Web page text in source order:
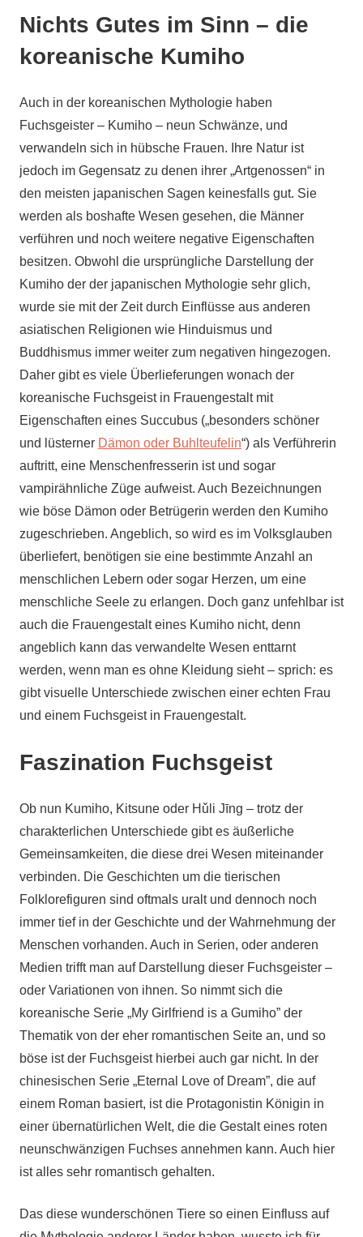
Nichts Gutes im Sinn – die
koreanische Kumiho
Auch in der koreanischen Mythologie haben
Fuchsgeister – Kumiho – neun Schwänze, und
verwandeln sich in hübsche Frauen. Ihre Natur ist
jedoch im Gegensatz zu denen ihrer „Artgenossen“ in
den meisten japanischen Sagen keinesfalls gut. Sie
werden als boshafte Wesen gesehen, die Männer
verführen und noch weitere negative Eigenschaften
besitzen. Obwohl die ursprüngliche Darstellung der
Kumiho der der japanischen Mythologie sehr glich,
wurde sie mit der Zeit durch Einflüsse aus anderen
asiatischen Religionen wie Hinduismus und
Buddhismus immer weiter zum negativen hingezogen.
Daher gibt es viele Überlieferungen wonach der
koreanische Fuchsgeist in Frauengestalt mit
Eigenschaften eines Succubus („besonders schöner
und lüsterner Dämon oder Buhlteufelin“) als Verführerin
auftritt, eine Menschenfresserin ist und sogar
vampirähnliche Züge aufweist. Auch Bezeichnungen
wie böse Dämon oder Betrügerin werden den Kumiho
zugeschrieben. Angeblich, so wird es im Volksglauben
überliefert, benötigen sie eine bestimmte Anzahl an
menschlichen Lebern oder sogar Herzen, um eine
menschliche Seele zu erlangen. Doch ganz unfehlbar ist
auch die Frauengestalt eines Kumiho nicht, denn
angeblich kann das verwandelte Wesen enttarnt
werden, wenn man es ohne Kleidung sieht – sprich: es
gibt visuelle Unterschiede zwischen einer echten Frau
und einem Fuchsgeist in Frauengestalt.
Faszination Fuchsgeist
Ob nun Kumiho, Kitsune oder Hǔli Jīng – trotz der
charakterlichen Unterschiede gibt es äußerliche
Gemeinsamkeiten, die diese drei Wesen miteinander
verbinden. Die Geschichten um die tierischen
Folklorefiguren sind oftmals uralt und dennoch noch
immer tief in der Geschichte und der Wahrnehmung der
Menschen vorhanden. Auch in Serien, oder anderen
Medien trifft man auf Darstellung dieser Fuchsgeister –
oder Variationen von ihnen. So nimmt sich die
koreanische Serie „My Girlfriend is a Gumiho” der
Thematik von der eher romantischen Seite an, und so
böse ist der Fuchsgeist hierbei auch gar nicht. In der
chinesischen Serie „Eternal Love of Dream”, die auf
einem Roman basiert, ist die Protagonistin Königin in
einer übernatürlichen Welt, die die Gestalt eines roten
neunschwänzigen Fuchses annehmen kann. Auch hier
ist alles sehr romantisch gehalten.
Das diese wunderschönen Tiere so einen Einfluss auf